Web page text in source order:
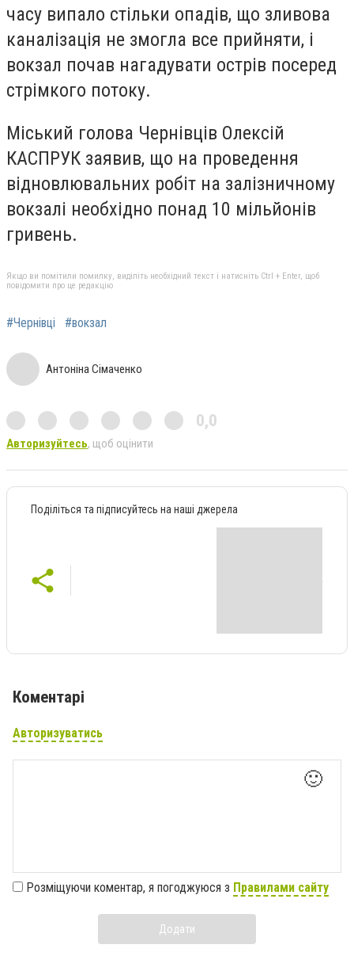
часу випало стільки опадів, що зливова
каналізація не змогла все прийняти, і
вокзал почав нагадувати острів посеред
стрімкого потоку.
Міський голова Чернівців Олексій
КАСПРУК заявив, що на проведення
відновлювальних робіт на залізничному
вокзалі необхідно понад 10 мільйонів
гривень.
Якщо ви помітили помилку, виділіть необхідний текст і натисніть Ctrl + Enter, щоб
повідомити про це редакцію
#Чернівці #вокзал
Антоніна Сімаченко
0,0
Авторизуйтесь, щоб оцінити
Поділіться та підписуйтесь на наші джерела
Коментарі
Авторизуватись
🙂
Розміщуючи коментар, я погоджуюся з Правилами сайту
Додати